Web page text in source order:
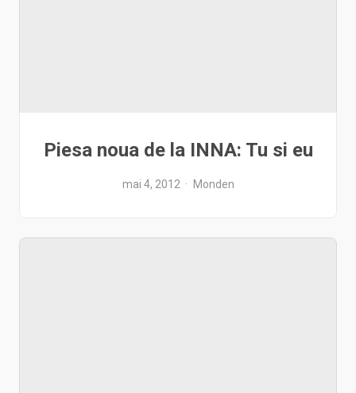
Piesa noua de la INNA: Tu si eu
mai 4, 2012 Monden